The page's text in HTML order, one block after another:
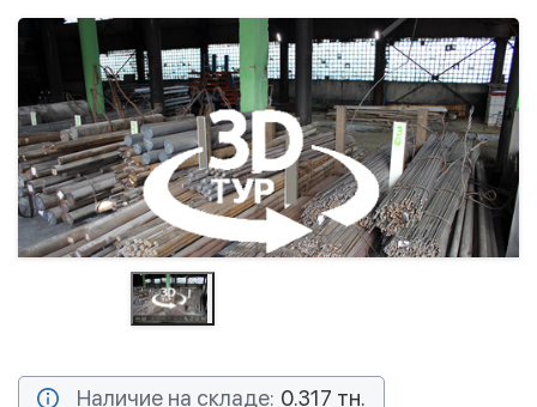
Наличие на складе: 0.317 тн.